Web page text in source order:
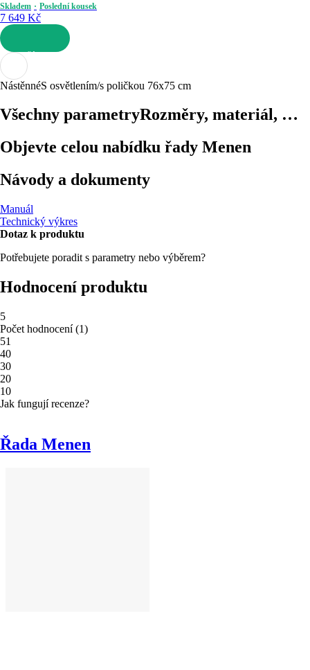
Skladem
Poslední kousek
7 649 Kč
DO KOŠÍKU
NástěnnéS osvětlením/s poličkou 76x75 cm
Všechny parametryRozměry, materiál, …
Objevte celou nabídku řady Menen
Návody a dokumenty
Manuál
Technický výkres
Dotaz k produktu
Potřebujete poradit s parametry nebo výběrem?
Hodnocení produktu
5
Počet hodnocení(1)
51
40
30
20
10
Jak fungují recenze?
Řada Menen